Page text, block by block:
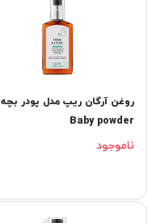
روغن آرگان ریپ مدل پودر بچه
Baby powder
ناموجود